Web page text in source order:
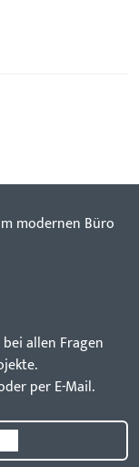
allen Fragen
per E-Mail.